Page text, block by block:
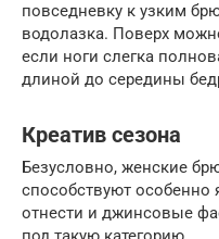
повседневку к узким
водолазка. Поверх
если ноги слегка
длиной до середины
Креатив сезона
Безусловно, женские
способствуют
отнести и джинсовые